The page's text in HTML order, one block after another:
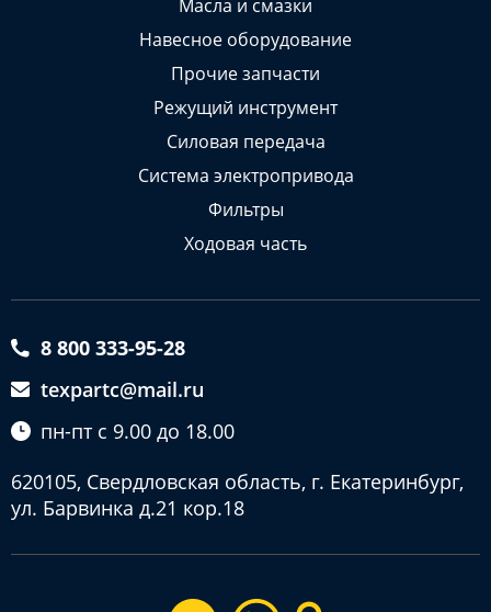
Масла и смазки
Навесное оборудование
Прочие запчасти
Режущий инструмент
Силовая передача
Система электропривода
Фильтры
Ходовая часть
8 800 333-95-28
texpartc@mail.ru
пн-пт с 9.00 до 18.00
620105, Свердловская область, г. Екатеринбург,
ул. Барвинка д.21 кор.18